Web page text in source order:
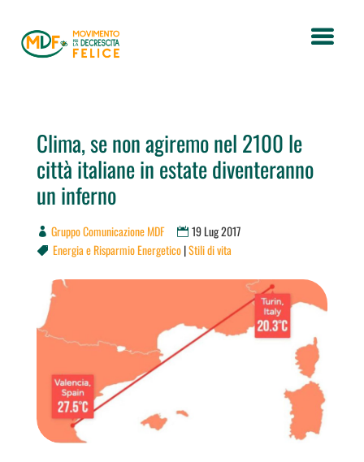
Clima, se non agiremo nel 2100 le
città italiane in estate diventeranno
un inferno
Gruppo Comunicazione MDF 19 Lug 2017
 Energia e Risparmio Energetico|Stili di vita